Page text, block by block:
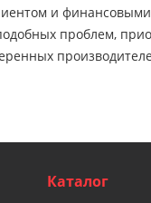
и
проблем,
Каталог